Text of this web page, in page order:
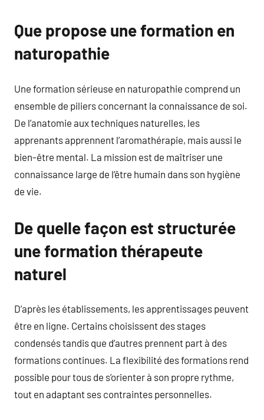
Que propose une formation en
naturopathie
Une formation sérieuse en naturopathie comprend un
ensemble de piliers concernant la connaissance de soi.
De l’anatomie aux techniques naturelles, les
apprenants apprennent l’aromathérapie, mais aussi le
bien-être mental. La mission est de maîtriser une
connaissance large de l’être humain dans son hygiène
de vie.
De quelle façon est structurée
une formation thérapeute
naturel
D’après les établissements, les apprentissages peuvent
être en ligne. Certains choisissent des stages
condensés tandis que d’autres prennent part à des
formations continues. La flexibilité des formations rend
possible pour tous de s’orienter à son propre rythme,
tout en adaptant ses contraintes personnelles.